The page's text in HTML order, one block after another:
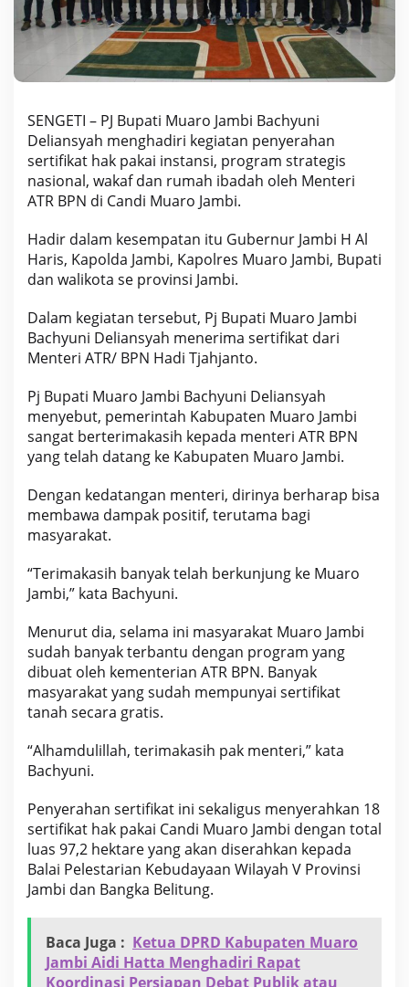
a
m
b
i
D
a
d
i
r
i
P
B
u
p
a
i
B
a
y
u
n
i
e
r
u
t
N
m
a
P
e
n
g
e
r
i
o
d
e
2
3
-
SENGETI – PJ Bupati Muaro Jambi Bachyuni
Deliansyah menghadiri kegiatan penyerahan
sertifikat hak pakai instansi, program strategis
nasional, wakaf dan rumah ibadah oleh Menteri
ATR BPN di Candi Muaro Jambi.
Hadir dalam kesempatan itu Gubernur Jambi H Al
Haris, Kapolda Jambi, Kapolres Muaro Jambi, Bupati
dan walikota se provinsi Jambi.
Dalam kegiatan tersebut, Pj Bupati Muaro Jambi
Bachyuni Deliansyah menerima sertifikat dari
Menteri ATR/ BPN Hadi Tjahjanto.
Pj Bupati Muaro Jambi Bachyuni Deliansyah
menyebut, pemerintah Kabupaten Muaro Jambi
sangat berterimakasih kepada menteri ATR BPN
yang telah datang ke Kabupaten Muaro Jambi.
Dengan kedatangan menteri, dirinya berharap bisa
membawa dampak positif, terutama bagi
masyarakat.
“Terimakasih banyak telah berkunjung ke Muaro
Jambi,” kata Bachyuni.
Menurut dia, selama ini masyarakat Muaro Jambi
sudah banyak terbantu dengan program yang
dibuat oleh kementerian ATR BPN. Banyak
masyarakat yang sudah mempunyai sertifikat
tanah secara gratis.
“Alhamdulillah, terimakasih pak menteri,” kata
Bachyuni.
Penyerahan sertifikat ini sekaligus menyerahkan 18
sertifikat hak pakai Candi Muaro Jambi dengan total
luas 97,2 hektare yang akan diserahkan kepada
Balai Pelestarian Kebudayaan Wilayah V Provinsi
Jambi dan Bangka Belitung.
Baca Juga : Ketua DPRD Kabupaten Muaro
Jambi Aidi Hatta Menghadiri Rapat
Koordinasi Persiapan Debat Publik atau